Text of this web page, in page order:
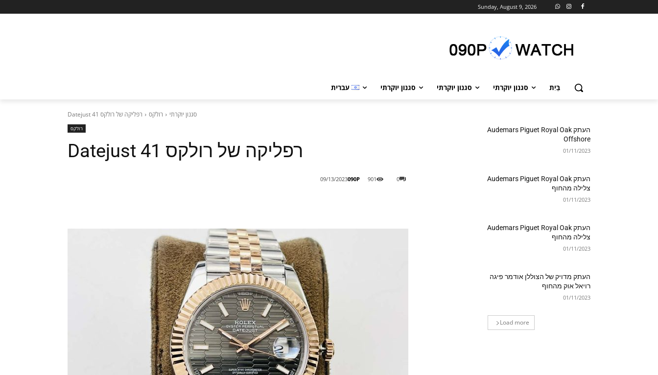
Sunday, August 9, 2026
בַּיִת סגנון יוקרתי סגנון יוקרתי סגנון יוקרתי עברית
סגנון יוקרתי רולקס רפליקה של רולקס Datejust 41
רולקס
רפליקה של רולקס Datejust 41
090P
09/13/2023 0
901
העתק Audemars Piguet Royal Oak
Offshore
01/11/2023
העתק Audemars Piguet Royal Oak
צלילה מהחוף
01/11/2023
העתק Audemars Piguet Royal Oak
צלילה מהחוף
01/11/2023
העתק מדויק של הצוללן אודמר פיגה
רויאל אוק מהחוף
01/11/2023
Load more